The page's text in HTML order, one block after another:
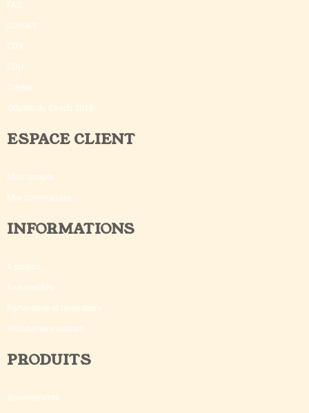
FAQ
Contact
CGV
CGU
Crédits
©Outils du Coach 2018
ESPACE CLIENT
Mon compte
Mes commandes
INFORMATIONS
A propos
Avis certifiés
Partenaires et revendeurs
Recrutement auteurs
PRODUITS
Abonnements